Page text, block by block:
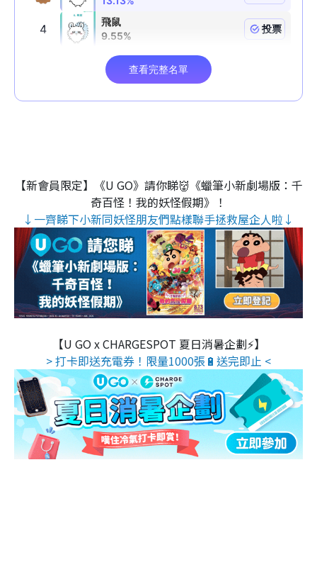
【新會員限定】《U GO》請你睇👹《蠟筆小新劇場版：千
奇百怪！我的妖怪假期》！
↓一齊睇下小新同妖怪朋友們點樣聯手拯救屋企人啦↓
【U GO x CHARGESPOT 夏日消暑企劃⚡】
> 打卡即送充電券！限量1000張🔋送完即止 <